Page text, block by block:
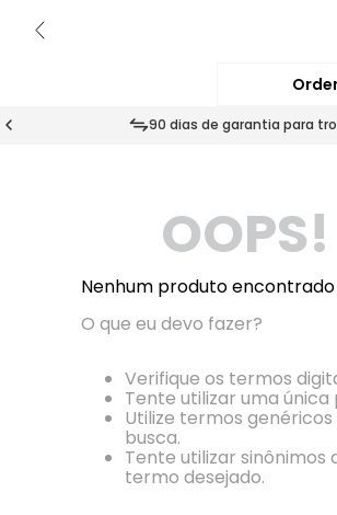
90 dias de garantia para
OOPS!
Nenhum produto encontrado
O que eu devo fazer?
Verifique os termos
Tente utilizar uma única
Utilize termos genéricos
busca.
Tente utilizar sinônimos
termo desejado.